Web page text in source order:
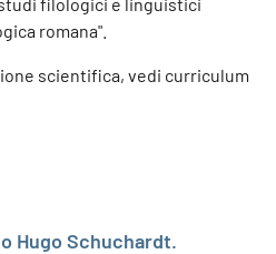
romana".
scientifica, vedi curriculum
Hugo Schuchardt.